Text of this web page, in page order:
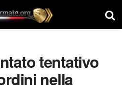
tentativo
nella